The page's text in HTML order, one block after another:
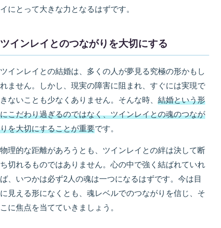
イにとって大きな力となるはずです。
ツインレイとのつながりを大切にする
ツインレイとの結婚は、多くの人が夢見る究極の形かもし
れません。しかし、現実の障害に阻まれ、すぐには実現で
きないことも少なくありません。そんな時、 結婚という形
にこだわり過ぎるのではなく、ツインレイとの魂のつなが
りを大切にすることが重要です。
物理的な距離があろうとも、ツインレイとの絆は決して断
ち切れるものではありません。心の中で強く結ばれていれ
ば、いつかは必ず2人の魂は一つになるはずです。今は目
に見える形になくとも、魂レベルでのつながりを信じ、そ
こに焦点を当てていきましょう。